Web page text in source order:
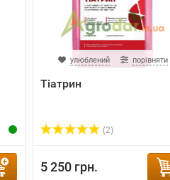
улюблений порівняти
Тіатрин
(2)
5 250 грн.